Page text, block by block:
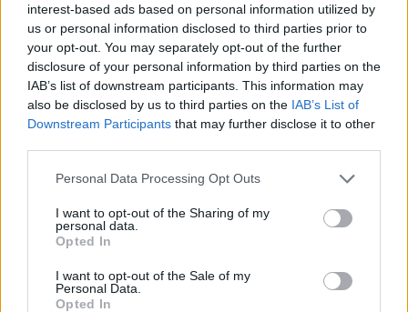
interest-based ads based on personal information utilized by
us or personal information disclosed to third parties prior to
your opt-out. You may separately opt-out of the further
disclosure of your personal information by third parties on the
IAB’s list of downstream participants. This information may
also be disclosed by us to third parties on the IAB’s List of
Downstream Participants that may further disclose it to other
Personal Data Processing Opt Outs
I want to opt-out of the Sharing of my
personal data.
Opted In
I want to opt-out of the Sale of my
Personal Data.
Opted In
Przyrodnicze
Zioła stosowane w kuchni - rozpoznasz je
na z...
Zdrowie i uroda